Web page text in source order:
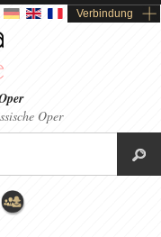
Verbindung
Oper